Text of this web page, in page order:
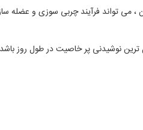
می تواند فرآیند چربی سوزی و عضله
ترین نوشیدنی پر خاصیت در طول روز